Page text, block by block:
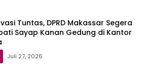
Tuntas, DPRD Makassar Segera
Sayap Kanan Gedung di Kantor
Juli 27, 2026